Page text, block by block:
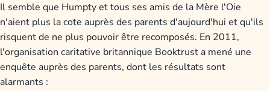
Il semble que Humpty et tous ses amis de la Mère l'Oie
n'aient plus la cote auprès des parents d'aujourd'hui et qu'ils
risquent de ne plus pouvoir être recomposés. En 2011,
l'organisation caritative britannique Booktrust a mené une
enquête auprès des parents, dont les résultats sont
alarmants :